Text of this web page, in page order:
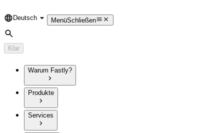
Language
Deutsch MenüSchließen
Suche
Klar
Warum Fastly?
Produkte
Services